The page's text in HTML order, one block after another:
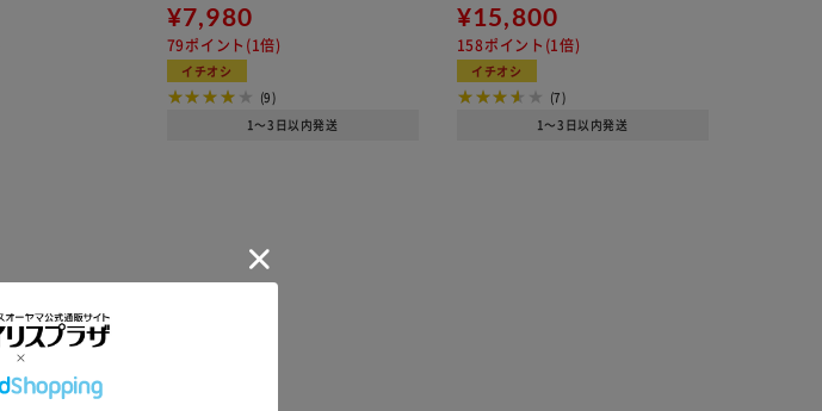
¥7,980
79ポイント(1倍)
イチオシ
(9)
1～3日以内発送
¥15,800
158ポイント(1倍)
イチオシ
(7)
1～3日以内発送